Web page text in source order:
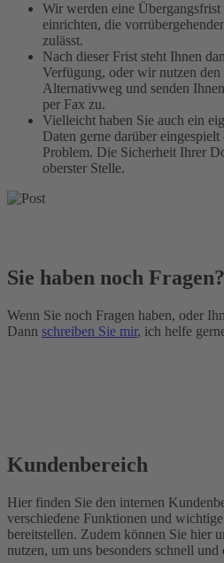
Wir werden eine
einrichten, die
zulässt.
Nach dieser Frist steht Ihnen
Verfügung, oder wir nutzen den
Alternativweg und senden
per Fax zu.
Vielleicht haben Sie auch ein
Daten gerne darüber
Problem. Die Sicherheit Ihrer
oberster Stelle.
Sie haben noch Fragen?
Wenn Sie noch Fragen haben, oder
Dann schreiben Sie mir, ich helfe
Kundenbereich
Hier finden Sie den internen
verschiedene Funktionen und
bereitstellen. Zudem können Sie hier
nutzen, um uns besonders schnell